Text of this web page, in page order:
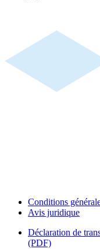
Conditions
Avis juridique
Déclaration de
(PDF)